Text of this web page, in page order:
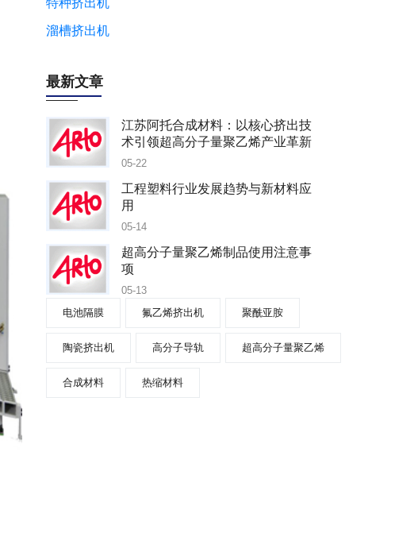
特种挤出机
溜槽挤出机
最新文章
江苏阿托合成材料：以核心挤出技
术引领超高分子量聚乙烯产业革新
05-22
工程塑料行业发展趋势与新材料应
用
05-14
超高分子量聚乙烯制品使用注意事
项
05-13
电池隔膜
氟乙烯挤出机 聚酰亚胺
陶瓷挤出机 高分子导轨 超高分子量聚乙烯
合成材料 热缩材料